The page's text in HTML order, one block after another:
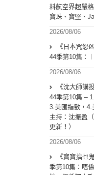
料航空界超嚴
寶珠、寶堅、
2026/08/06
《日本咒怨
44季第10集：
2026/08/06
《沈大師講
44季第10集 –
3.美匯指數，4.
主持：沈振盈
更新！）
2026/08/06
《寶寶搞乜
季第10集︰唔